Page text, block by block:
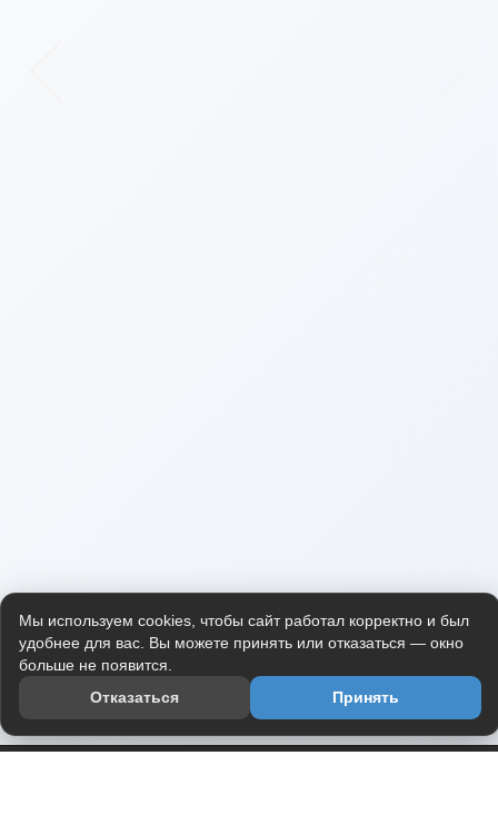
Мы используем cookies, чтобы сайт работал корректно и был
удобнее для вас. Вы можете принять или отказаться — окно
больше не появится.
Отказаться
Принять